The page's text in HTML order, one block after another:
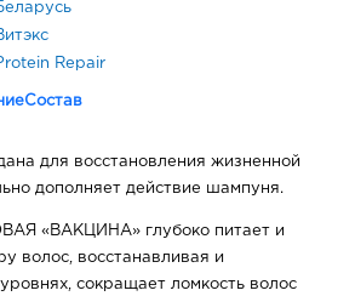
Repair
Состав
для восстановления жизненной
дополняет действие шампуня.
«ВАКЦИНА» глубоко питает и
волос, восстанавливая и
сокращает ломкость волос